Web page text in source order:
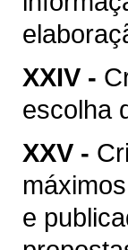
XXIV -
escolha
XXV -
e